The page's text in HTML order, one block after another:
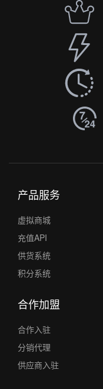
产品服务
虚拟商城
充值API
供货系统
积分系统
合作加盟
合作入驻
分销代理
供应商入驻